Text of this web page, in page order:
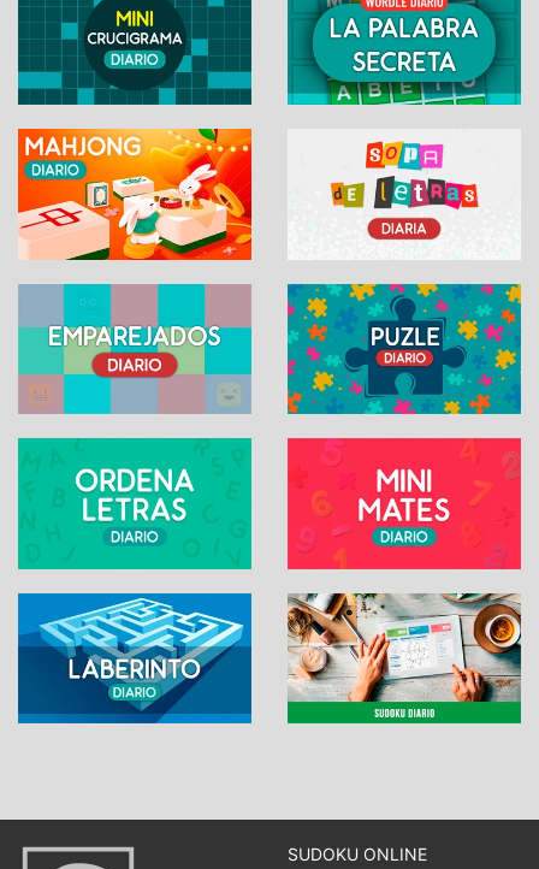
SUDOKU ONLINE